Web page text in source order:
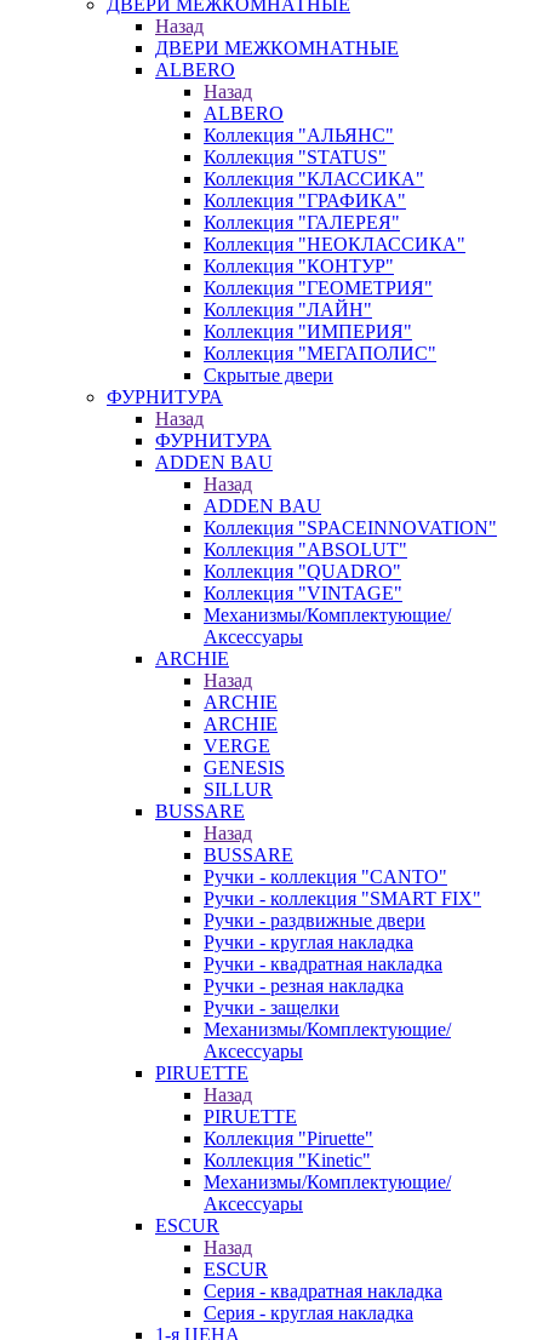
ДВЕРИ МЕЖКОМНАТНЫЕ
Назад
ДВЕРИ МЕЖКОМНАТНЫЕ
ALBERO
Назад
ALBERO
Коллекция "АЛЬЯНС"
Коллекция "STATUS"
Коллекция "КЛАССИКА"
Коллекция "ГРАФИКА"
Коллекция "ГАЛЕРЕЯ"
Коллекция "НЕОКЛАССИКА"
Коллекция "КОНТУР"
Коллекция "ГЕОМЕТРИЯ"
Коллекция "ЛАЙН"
Коллекция "ИМПЕРИЯ"
Коллекция "МЕГАПОЛИС"
Скрытые двери
ФУРНИТУРА
Назад
ФУРНИТУРА
ADDEN BAU
Назад
ADDEN BAU
Коллекция "SPACEINNOVATION"
Коллекция "ABSOLUT"
Коллекция "QUADRO"
Коллекция "VINTAGE"
Механизмы/Комплектующие/
Аксессуары
ARCHIE
Назад
ARCHIE
ARCHIE
VERGE
GENESIS
SILLUR
BUSSARE
Назад
BUSSARE
Ручки - коллекция "CANTO"
Ручки - коллекция "SMART FIX"
Ручки - раздвижные двери
Ручки - круглая накладка
Ручки - квадратная накладка
Ручки - резная накладка
Ручки - защелки
Механизмы/Комплектующие/
Аксессуары
PIRUETTE
Назад
PIRUETTE
Коллекция "Piruette"
Коллекция "Kinetic"
Механизмы/Комплектующие/
Аксессуары
ESCUR
Назад
ESCUR
Серия - квадратная накладка
Серия - круглая накладка
1-я ЦЕНА